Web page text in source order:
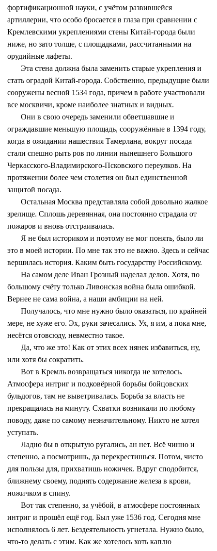
фортификационной науки, с учётом развившейся
артиллерии, что особо бросается в глаза при сравнении с
Кремлевскими укреплениями стены Китай-города были
ниже, но зато толще, с площадками, рассчитанными на
орудийные лафеты.
Эта стена должна была заменить старые укрепления и
стать оградой Китай-города. Собственно, предыдущие были
сооружены весной 1534 года, причем в работе участвовали
все москвичи, кроме наиболее знатных и видных.
Они в свою очередь заменили обветшавшие и
ограждавшие меньшую площадь, сооружённые в 1394 году,
когда в ожидании нашествия Тамерлана, вокруг посада
стали спешно рыть ров по линии нынешнего Большого
Черкасского-Владимирского-Псковского переулков. На
протяжении более чем столетия он был единственной
защитой посада.
Остальная Москва представляла собой довольно жалкое
зрелище. Сплошь деревянная, она постоянно страдала от
пожаров и вновь отстраивалась.
Я не был историком и поэтому не мог понять, было ли
это в моей истории. По мне так это не важно. Здесь и сейчас
вершилась история. Каким быть государству Российскому.
На самом деле Иван Грозный наделал делов. Хотя, по
большому счёту только Ливонская война была ошибкой.
Вернее не сама война, а наши амбиции на ней.
Получалось, что мне нужно было оказаться, по крайней
мере, не хуже его. Эх, руки зачесались. Ух, я им, а пока мне,
несётся отовсюду, невместно такое.
Да, что же это! Как от этих всех нянек избавиться, ну,
или хотя бы сократить.
Вот в Кремль возвращаться никогда не хотелось.
Атмосфера интриг и подковёрной борьбы бойцовских
бульдогов, там не выветривалась. Борьба за власть не
прекращалась на минуту. Схватки возникали по любому
поводу, даже по самому незначительному. Никто не хотел
уступать.
Ладно бы в открытую ругались, ан нет. Всё чинно и
степенно, а посмотришь, да перекрестишься. Потом, чисто
для пользы для, прихватишь ножичек. Вдруг сподобится,
ближнему своему, поднять содержание железа в крови,
ножичком в спину.
Вот так степенно, за учёбой, в атмосфере постоянных
интриг и прошёл ещё год. Был уже 1536 год. Сегодня мне
исполнялось 6 лет. Бездеятельность угнетала. Нужно было,
что-то делать с этим. Как же хотелось хоть каплю